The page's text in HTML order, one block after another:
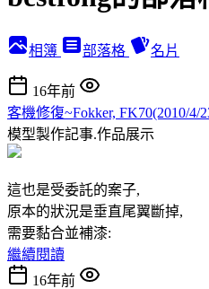
相簿 部落格 名片
16年前
客機修復~Fokker, FK70(2010/4/
模型製作記事.作品展示
這也是受委託的案子,
原本的狀況是垂直尾翼斷掉,
需要黏合並補漆:
繼續閱讀
16年前